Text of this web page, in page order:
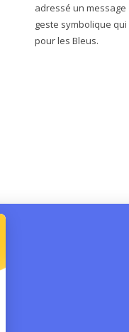
adressé un
geste symbolique
pour les Bleus.